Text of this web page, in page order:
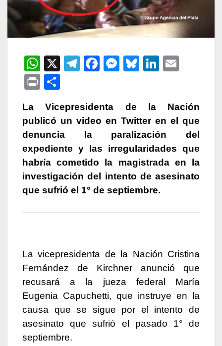
W
h
at
s
A
p
p
X
T
gr
a
m
F
e
b
o
o
k
M
s
e
n
g
er
Bl
k
y
Li
e
dI
n
P
nt m
p
ar
tir
La Vicepresidenta de la Nación
publicó un video en Twitter en el que
denuncia la paralización del
expediente y las irregularidades que
habría cometido la magistrada en la
investigación del intento de asesinato
que sufrió el 1° de septiembre.
La vicepresidenta de la Nación Cristina
Fernández de Kirchner anunció que
recusará a la jueza federal María
Eugenia Capuchetti, que instruye en la
causa que se sigue por el intento de
asesinato que sufrió el pasado 1° de
septiembre.